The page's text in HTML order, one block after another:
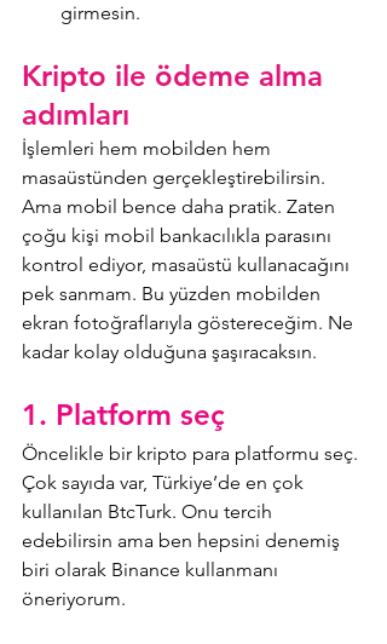
girmesin.
Kripto ile ödeme alma
adımları
İşlemleri hem mobilden hem
masaüstünden gerçekleştirebilirsin.
Ama mobil bence daha pratik. Zaten
çoğu kişi mobil bankacılıkla parasını
kontrol ediyor, masaüstü kullanacağını
pek sanmam. Bu yüzden mobilden
ekran fotoğraflarıyla göstereceğim. Ne
kadar kolay olduğuna şaşıracaksın.
1. Platform seç
Öncelikle bir kripto para platformu seç.
Çok sayıda var, Türkiye’de en çok
kullanılan BtcTurk. Onu tercih
edebilirsin ama ben hepsini denemiş
biri olarak Binance kullanmanı
öneriyorum.